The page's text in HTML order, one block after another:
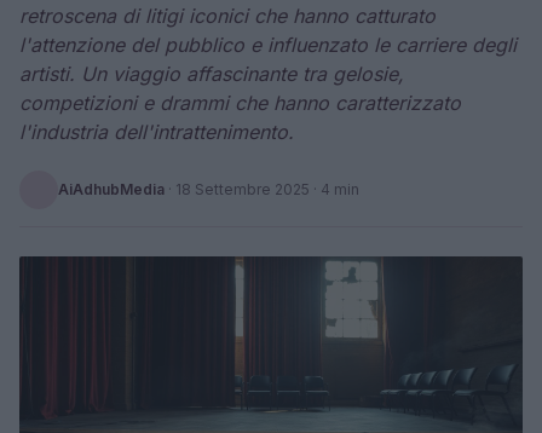
retroscena di litigi iconici che hanno catturato
l'attenzione del pubblico e influenzato le carriere degli
artisti. Un viaggio affascinante tra gelosie,
competizioni e drammi che hanno caratterizzato
l'industria dell'intrattenimento.
AiAdhubMedia · 18 Settembre 2025 · 4 min